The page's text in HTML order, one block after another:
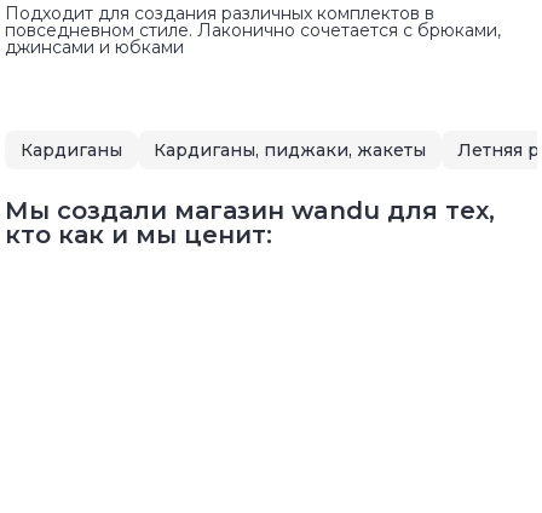
Подходит для создания различных комплектов в
повседневном стиле. Лаконично сочетается с брюками,
джинсами и юбками
Кардиганы Кардиганы, пиджаки, жакеты
Мы создали магазин wandu для тех,
кто как и мы ценит: